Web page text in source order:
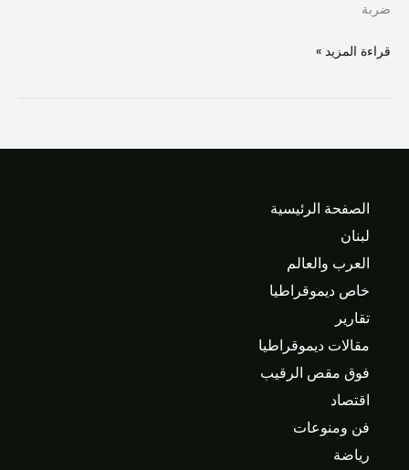
ضربة
قراءة المزيد »
الصفحة الرئيسية
لبنان
العرب والعالم
خاص ديموقراطيا
تقارير
مقالات ديموقراطيا
فوق مقص الرقيب
اقتصاد
فن ومنوعات
رياضة